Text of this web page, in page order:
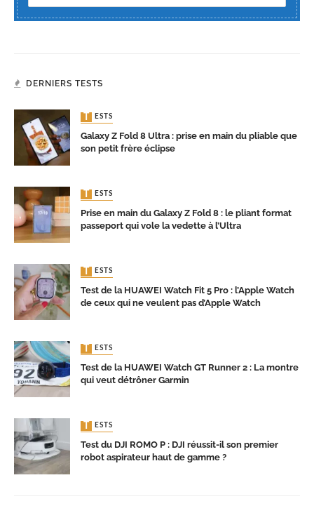
DERNIERS TESTS
TESTS
Galaxy Z Fold 8 Ultra : prise en main du pliable que
son petit frère éclipse
TESTS
Prise en main du Galaxy Z Fold 8 : le pliant format
passeport qui vole la vedette à l’Ultra
TESTS
Test de la HUAWEI Watch Fit 5 Pro : l’Apple Watch
de ceux qui ne veulent pas d’Apple Watch
TESTS
Test de la HUAWEI Watch GT Runner 2 : La montre
qui veut détrôner Garmin
TESTS
Test du DJI ROMO P : DJI réussit-il son premier
robot aspirateur haut de gamme ?